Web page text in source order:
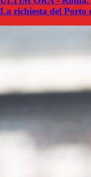
La richiesta del Porto